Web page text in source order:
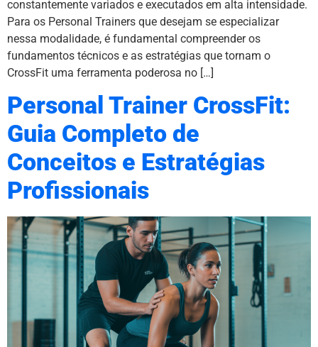
constantemente variados e executados em alta intensidade.
Para os Personal Trainers que desejam se especializar
nessa modalidade, é fundamental compreender os
fundamentos técnicos e as estratégias que tornam o
CrossFit uma ferramenta poderosa no […]
Personal Trainer CrossFit:
Guia Completo de
Conceitos e Estratégias
Profissionais